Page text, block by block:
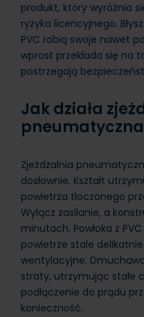
produkt, który wyróżnia
ryzyka licencyjnego.
PVC robią swoje nawet
wprost przekłada się na
postrzegają
Jak działa
Zjeżdżalnia
dosłownie. Kształt
powietrza tłoczonego
Wyłącz zasilanie, a
minutach. Powłoka z
powietrze stale
wentylacyjne.
straty, utrzymując stałe
podłączenie do prądu
konieczność.